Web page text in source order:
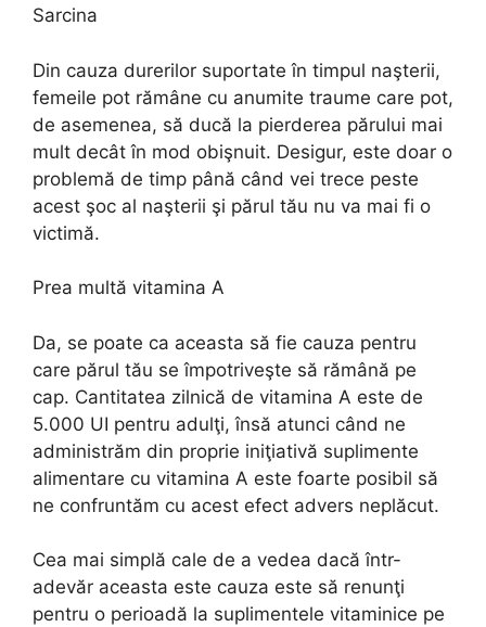
Sarcina
Din cauza durerilor suportate în timpul naşterii,
femeile pot rămâne cu anumite traume care pot,
de asemenea, să ducă la pierderea părului mai
mult decât în mod obişnuit. Desigur, este doar o
problemă de timp până când vei trece peste
acest şoc al naşterii şi părul tău nu va mai fi o
victimă.
Prea multă vitamina A
Da, se poate ca aceasta să fie cauza pentru
care părul tău se împotriveşte să rămână pe
cap. Cantitatea zilnică de vitamina A este de
5.000 UI pentru adulţi, însă atunci când ne
administrăm din proprie iniţiativă suplimente
alimentare cu vitamina A este foarte posibil să
ne confruntăm cu acest efect advers neplăcut.
Cea mai simplă cale de a vedea dacă într-
adevăr aceasta este cauza este să renunţi
pentru o perioadă la suplimentele vitaminice pe